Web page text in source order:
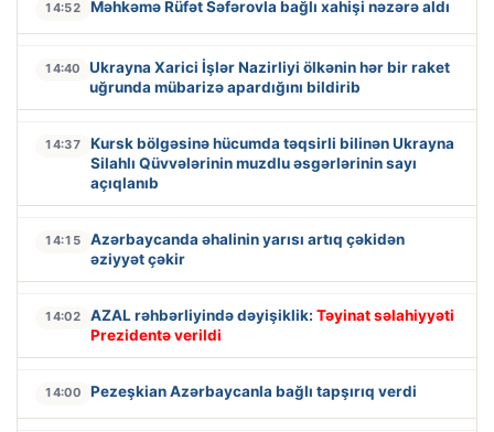
14:52 Məhkəmə Rüfət Səfərovla bağlı xahişi nəzərə aldı
14:40
Ukrayna Xarici İşlər Nazirliyi ölkənin hər bir raket
uğrunda mübarizə apardığını bildirib
14:37
Kursk bölgəsinə hücumda təqsirli bilinən Ukrayna
Silahlı Qüvvələrinin muzdlu əsgərlərinin sayı
açıqlanıb
14:15
Azərbaycanda əhalinin yarısı artıq çəkidən
əziyyət çəkir
14:02 AZAL rəhbərliyində dəyişiklik: Təyinat səlahiyyəti
Prezidentə verildi
14:00 Pezeşkian Azərbaycanla bağlı tapşırıq verdi